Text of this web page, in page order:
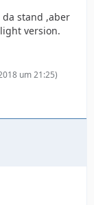
da stand ,aber
version.
um 21:25)